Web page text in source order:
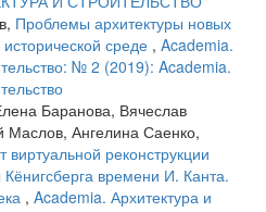
Проблемы архитектуры новых
среде , Academia.
№ 2 (2019): Academia.
Баранова, Вячеслав
Маслов, Ангелина Саенко,
реконструкции
времени И. Канта.
, Academia. Архитектура и